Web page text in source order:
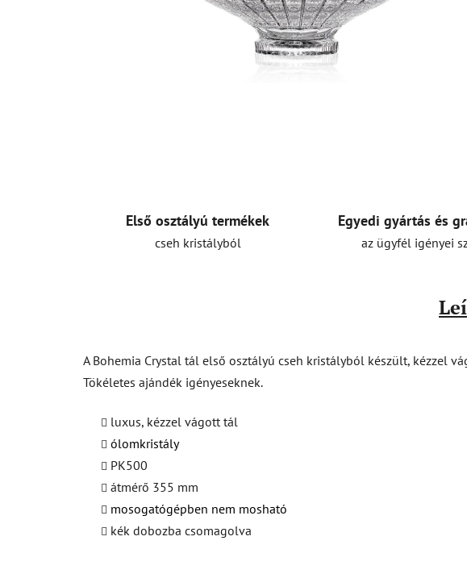
Első osztályú termékek
cseh kristályból
Egyedi gyártás és
az ügyfél igényei
A Bohemia Crystal tál első osztályú cseh kristályból készült, kézzel
Tökéletes ajándék igényeseknek.
luxus, kézzel vágott tál
ólomkristály
PK500
átmérő 355 mm
mosogatógépben nem mosható
kék dobozba csomagolva